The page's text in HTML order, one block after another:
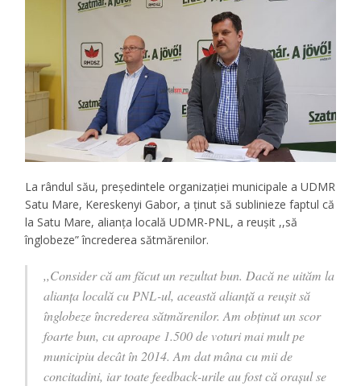
La rândul său, președintele organizației municipale a UDMR
Satu Mare, Kereskenyi Gabor, a ținut să sublinieze faptul că
la Satu Mare, alianța locală UDMR-PNL, a reușit ,,să
înglobeze” încrederea sătmărenilor.
,,Consider că am făcut un rezultat bun. Dacă ne uităm la
alianța locală cu PNL-ul, această alianță a reușit să
înglobeze încrederea sătmărenilor. Am obținut un scor
foarte bun, cu aproape 1.500 de voturi mai mult pe
municipiu decât în 2014. Am dat mâna cu mii de
concitadini, iar toate feedback-urile au fost că orașul se